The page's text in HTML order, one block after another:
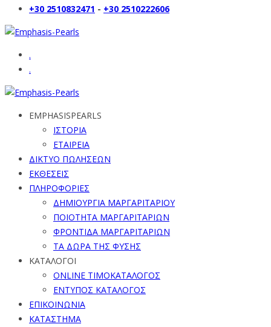
+30 2510832471 - +30 2510222606
.
.
EMPHASISPEARLS
ΙΣΤΟΡΙΑ
ΕΤΑΙΡΕΙΑ
ΔΙΚΤΥΟ ΠΩΛΗΣΕΩΝ
ΕΚΘΕΣΕΙΣ
ΠΛΗΡΟΦΟΡΙΕΣ
ΔΗΜΙΟΥΡΓΙΑ ΜΑΡΓΑΡΙΤΑΡΙΟΥ
ΠΟΙΟΤΗΤΑ ΜΑΡΓΑΡΙΤΑΡΙΩΝ
ΦΡΟΝΤΙΔΑ ΜΑΡΓΑΡΙΤΑΡΙΩΝ
ΤΑ ΔΩΡΑ ΤΗΣ ΦΥΣΗΣ
ΚΑΤΑΛΟΓΟΙ
ONLINE ΤΙΜΟΚΑΤΑΛΟΓΟΣ
ΕΝΤΥΠΟΣ ΚΑΤΑΛΟΓΟΣ
ΕΠΙΚΟΙΝΩΝΙΑ
ΚΑΤΑΣΤΗΜΑ